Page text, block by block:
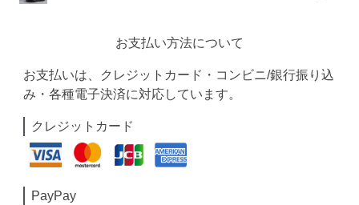
お支払い方法について
お支払いは、クレジットカード・コンビニ/銀行振り込
み・各種電子決済に対応しています。
クレジットカード
PayPay